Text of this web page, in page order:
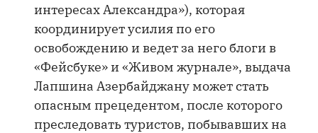
интересах Александра»), которая
координирует усилия по его
освобождению и ведет за него блоги в
«Фейсбуке» и «Живом журнале», выдача
Лапшина Азербайджану может стать
опасным прецедентом, после которого
преследовать туристов, побывавших на